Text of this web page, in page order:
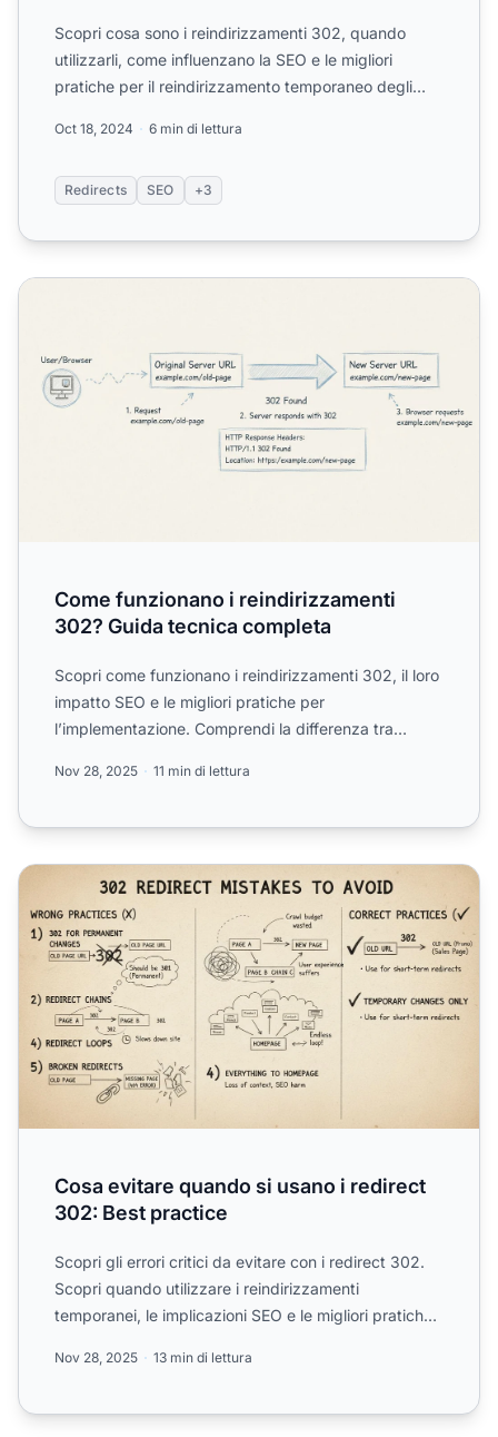
Scopri cosa sono i reindirizzamenti 302, quando
utilizzarli, come influenzano la SEO e le migliori
pratiche per il reindirizzamento temporaneo degli
Oct 18, 2024 6 min di lettura
Redirects SEO +3
Come funzionano i reindirizzamenti 302? Guida tecnica
Come funzionano i reindirizzamenti
302? Guida tecnica completa
Scopri come funzionano i reindirizzamenti 302, il loro
impatto SEO e le migliori pratiche per
l’implementazione. Comprendi la differenza tra
Nov 28, 2025 11 min di lettura
Cosa evitare quando si usano i redirect 302: Best practice
Cosa evitare quando si usano i redirect
302: Best practice
Scopri gli errori critici da evitare con i redirect 302.
Scopri quando utilizzare i reindirizzamenti
temporanei, le implicazioni SEO e le migliori pratiche
Nov 28, 2025 13 min di lettura